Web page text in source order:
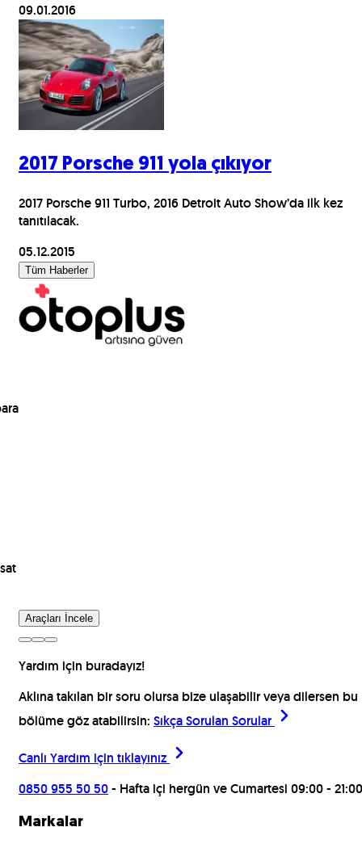
09.01.2016
2017 Porsche 911 yola çıkıyor
2017 Porsche 911 Turbo, 2016 Detroit Auto Show’da ilk kez
tanıtılacak.
05.12.2015
Tüm Haberler
Araçları İncele
Yardım için buradayız!
Aklına takılan bir soru olursa bize ulaşabilir veya dilersen bu
bölüme göz atabilirsin: Sıkça Sorulan Sorular
Canlı Yardım için tıklayınız
0850 955 50 50- Hafta içi hergün ve Cumartesi 09:00 - 21:00
Markalar